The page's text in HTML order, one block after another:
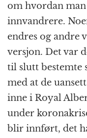
om hvordan man
innvandrere.
endres og andre
versjon. Det var
til slutt bestemte
med at de
inne i Royal
under
blir innført, det